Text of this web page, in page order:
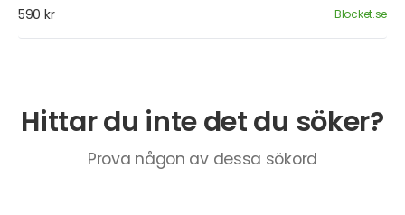
590 kr Blocket.se
Hittar du inte det du söker?
Prova någon av dessa sökord